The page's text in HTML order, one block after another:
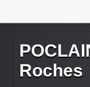
Roches